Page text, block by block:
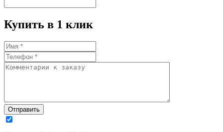
Купить в 1 клик
Отправить